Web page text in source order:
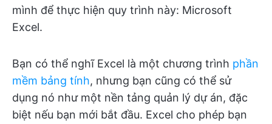
mình để thực hiện quy trình này: Microsoft
Excel.
Bạn có thể nghĩ Excel là một chương trình phần
mềm bảng tính, nhưng bạn cũng có thể sử
dụng nó như một nền tảng quản lý dự án, đặc
biệt nếu bạn mới bắt đầu. Excel cho phép bạn